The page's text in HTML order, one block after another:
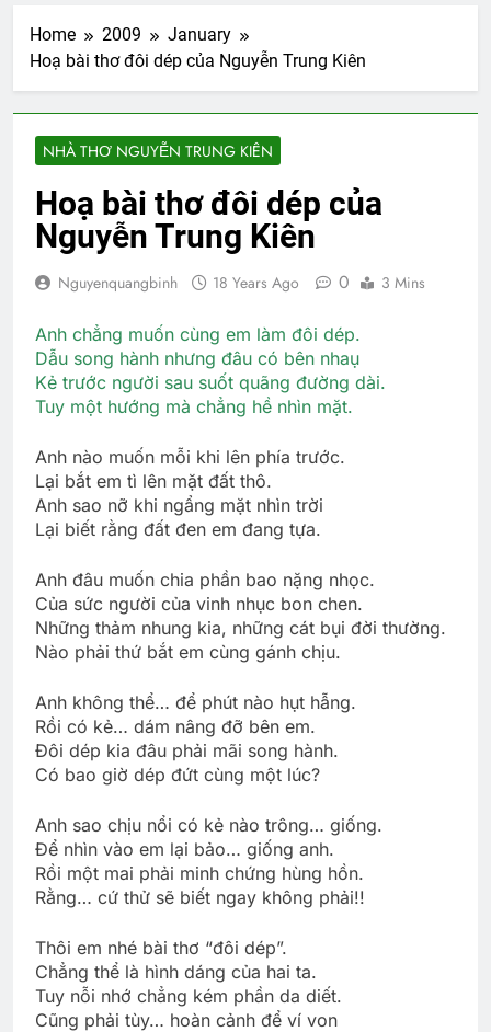
Home 2009
January
Hoạ bài thơ đôi dép của Nguyễn Trung Kiên
NHÀ THƠ NGUYỄN TRUNG KIÊN
Hoạ bài thơ đôi dép của
Nguyễn Trung Kiên
Nguyenquangbinh 18 Years Ago 0 3 Mins
Anh chẳng muốn cùng em làm đôi dép.
Dẫu song hành nhưng đâu có bên nhaụ
Kẻ trước người sau suốt quãng đường dài.
Tuy một hướng mà chẳng hề nhìn mặt.
Anh nào muốn mỗi khi lên phía trước.
Lại bắt em tì lên mặt đất thô.
Anh sao nỡ khi ngẩng mặt nhìn trời
Lại biết rằng đất đen em đang tựa.
Anh đâu muốn chia phần bao nặng nhọc.
Của sức người của vinh nhục bon chen.
Những thảm nhung kia, những cát bụi đời thường.
Nào phải thứ bắt em cùng gánh chịu.
Anh không thể… để phút nào hụt hẫng.
Rồi có kẻ… dám nâng đỡ bên em.
Đôi dép kia đâu phải mãi song hành.
Có bao giờ dép đứt cùng một lúc?
Anh sao chịu nổi có kẻ nào trông… giống.
Để nhìn vào em lại bảo… giống anh.
Rồi một mai phải minh chứng hùng hồn.
Rằng… cứ thử sẽ biết ngay không phải!!
Thôi em nhé bài thơ “đôi dép”.
Chẳng thể là hình dáng của hai ta.
Tuy nỗi nhớ chẳng kém phần da diết.
Cũng phải tùy… hoàn cảnh để ví von